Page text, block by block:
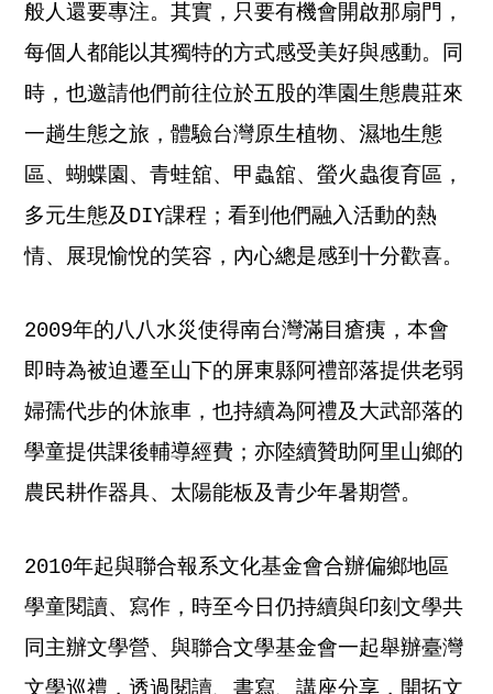
般人還要專注。其實，只要有機會開啟那扇門，
每個人都能以其獨特的方式感受美好與感動。同
時，也邀請他們前往位於五股的準園生態農莊來
一趟生態之旅，體驗台灣原生植物、濕地生態
區、蝴蝶園、青蛙舘、甲蟲舘、螢火蟲復育區，
多元生態及DIY課程；看到他們融入活動的熱
情、展現愉悅的笑容，內心總是感到十分歡喜。
2009年的八八水災使得南台灣滿目瘡痍，本會
即時為被迫遷至山下的屏東縣阿禮部落提供老弱
婦孺代步的休旅車，也持續為阿禮及大武部落的
學童提供課後輔導經費；亦陸續贊助阿里山鄉的
農民耕作器具、太陽能板及青少年暑期營。
2010年起與聯合報系文化基金會合辦偏鄉地區
學童閱讀、寫作，時至今日仍持續與印刻文學共
同主辦文學營、與聯合文學基金會一起舉辦臺灣